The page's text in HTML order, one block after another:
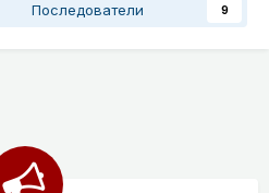
Последователи 9